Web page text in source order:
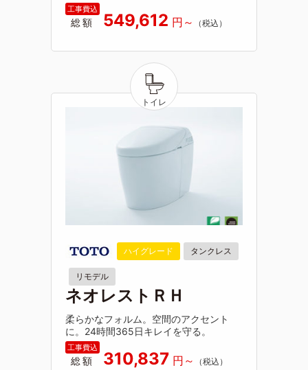
総額 549,612
ハイグレード タンクレス
リモデル
ネオレストＲＨ
柔らかなフォルム。空間のアクセント
に。24時間365日キレイを守る。
総額 310,837